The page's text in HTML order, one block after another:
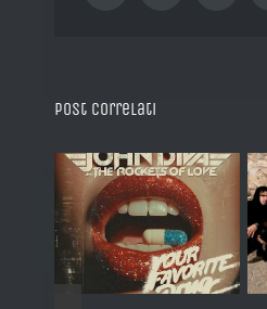
Post correlati